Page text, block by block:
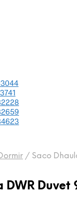
/ Saco
DWR Duvet